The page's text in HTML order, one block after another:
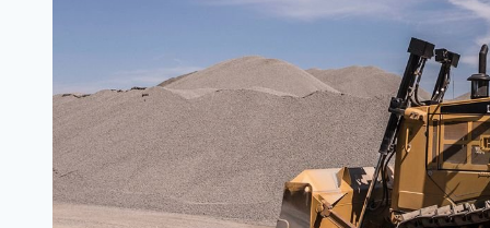
обрешеткой?
|
Стройматериалы
и
технологии